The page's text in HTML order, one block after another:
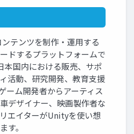
テンツを制作・運用する
ドするプラットフォームで
国内における販売、サポ
活動、研究開発、教育支援
ーム開発者からアーティス
デザイナー、映画製作者な
エイターがUnityを使い想
す。